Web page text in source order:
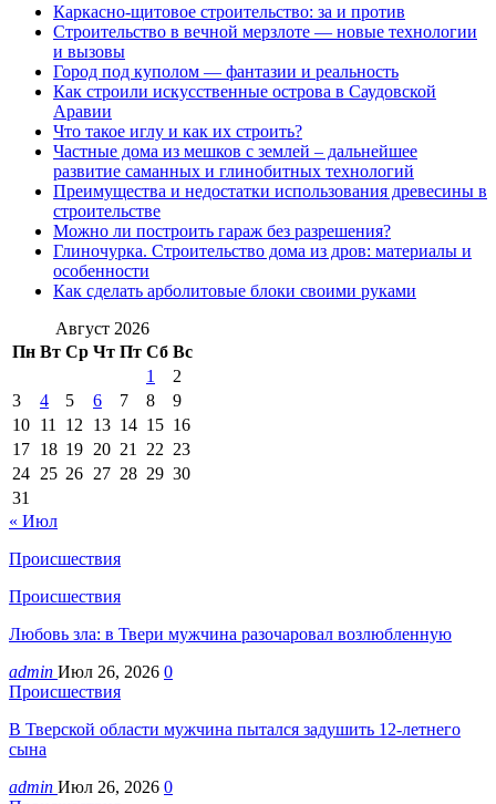
Каркасно-щитовое строительство: за и против
Строительство в вечной мерзлоте — новые технологии
и вызовы
Город под куполом — фантазии и реальность
Как строили искусственные острова в Саудовской
Аравии
Что такое иглу и как их строить?
Частные дома из мешков с землей – дальнейшее
развитие саманных и глинобитных технологий
Преимущества и недостатки использования древесины в
строительстве
Можно ли построить гараж без разрешения?
Глиночурка. Строительство дома из дров: материалы и
особенности
Как сделать арболитовые блоки своими руками
Август 2026
Пн Вт Ср Чт Пт Сб Вс
1
2
3
4 5 6 7 8
9
10 11 12 13 14 15 16
17 18 19 20 21 22 23
24 25 26 27 28 29 30
31
« Июл
Происшествия
Происшествия
Любовь зла: в Твери мужчина разочаровал возлюбленную
admin Июл 26, 2026 0
Происшествия
В Тверской области мужчина пытался задушить 12-летнего
сына
admin Июл 26, 2026 0